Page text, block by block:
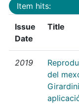
Item hits:
Issue
Date
Title
2019
del